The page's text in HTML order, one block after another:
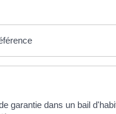
garantie dans un bail